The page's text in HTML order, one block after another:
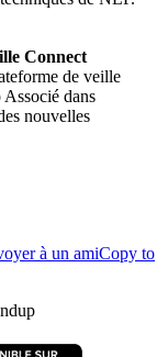
Connect
de veille
dans
nouvelles
à un amiCopy to